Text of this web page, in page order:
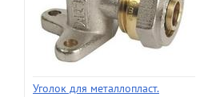
Уголок для металлопласт.